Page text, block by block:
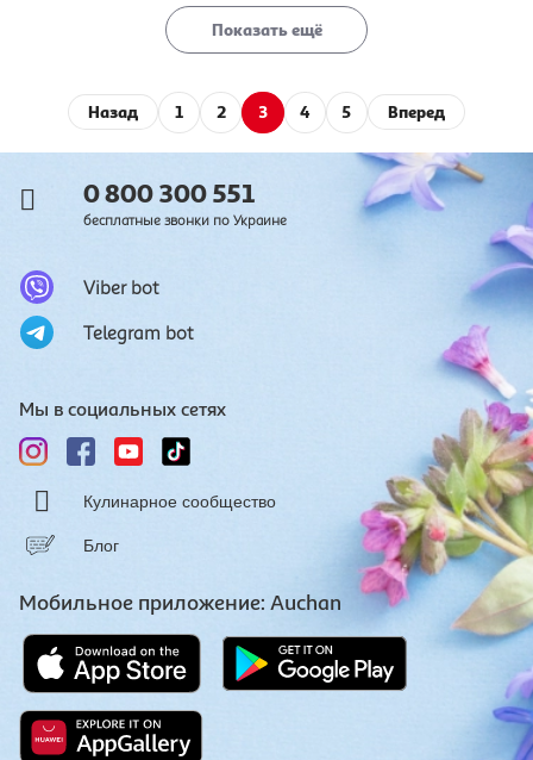
Показать ещё
Назад 1 2 3 4 5 Вперед
0 800 300 551
бесплатные звонки по Украине
Viber bot
Telegram bot
Мы в социальных сетях
Кулинарное сообщество
Блог
Мобильное приложение: Auchan